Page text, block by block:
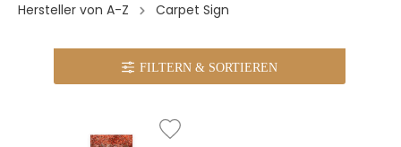
Hersteller von A-Z Carpet Sign
FILTERN & SORTIEREN